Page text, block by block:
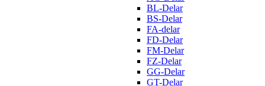
BL-Delar
BS-Delar
FA-delar
FD-Delar
FM-Delar
FZ-Delar
GG-Delar
GT-Delar